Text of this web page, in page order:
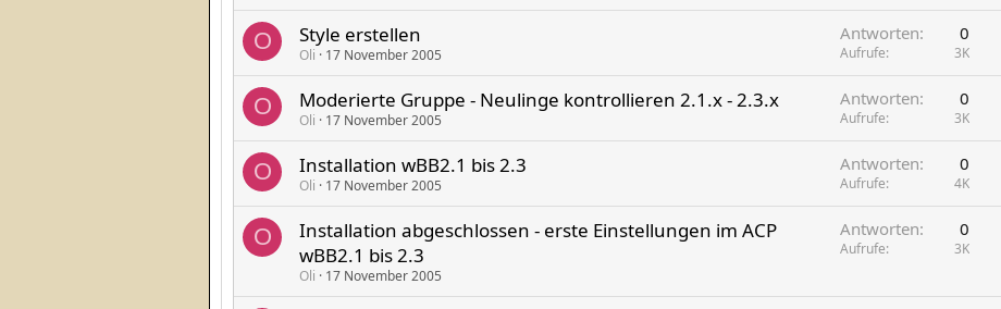
O Style erstellen
Oli 17 November 2005
Antworten 0
Aufrufe 3K
O Moderierte Gruppe - Neulinge kontrollieren 2.1.x - 2.3.x
Oli 17 November 2005
Antworten 0
Aufrufe 3K
O Installation wBB2.1 bis 2.3
Oli 17 November 2005
Antworten 0
Aufrufe 4K
O
Installation abgeschlossen - erste Einstellungen im ACP
wBB2.1 bis 2.3
Oli 17 November 2005
Antworten 0
Aufrufe 3K